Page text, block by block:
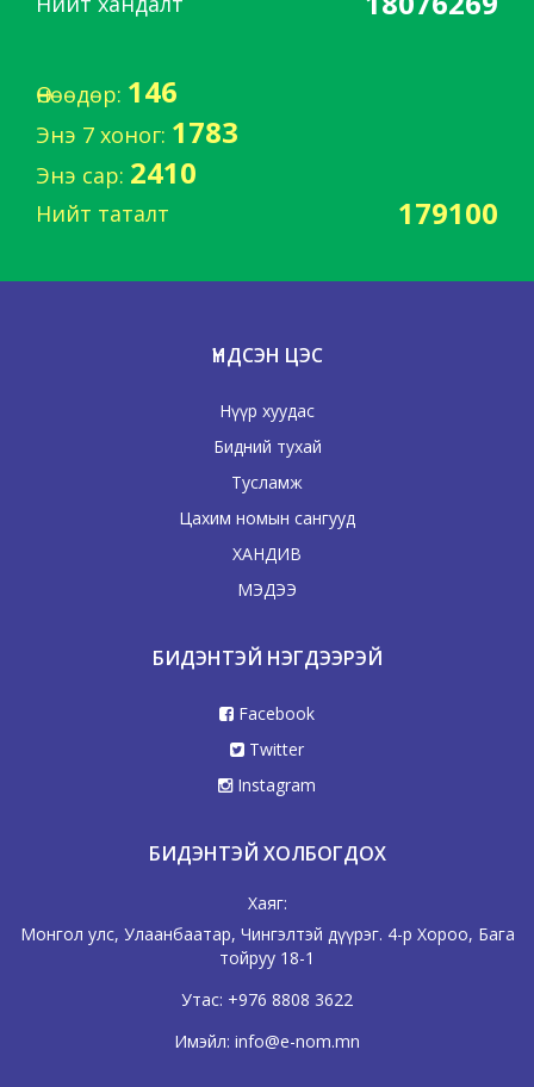
Өнөөдөр: 146
Энэ 7 хоног: 1783
Энэ сар: 2410
Нийт таталт 179100
ҮНДСЭН ЦЭС
Нүүр хуудас
Бидний тухай
Тусламж
Цахим номын сангууд
ХАНДИВ
МЭДЭЭ
БИДЭНТЭЙ НЭГДЭЭРЭЙ
Facebook
Twitter
Instagram
БИДЭНТЭЙ ХОЛБОГДОХ
Хаяг:
Монгол улс, Улаанбаатар, Чингэлтэй дүүрэг. 4-р Хороо, Бага
тойруу 18-1
Утас: +976 8808 3622
Имэйл: info@e-nom.mn